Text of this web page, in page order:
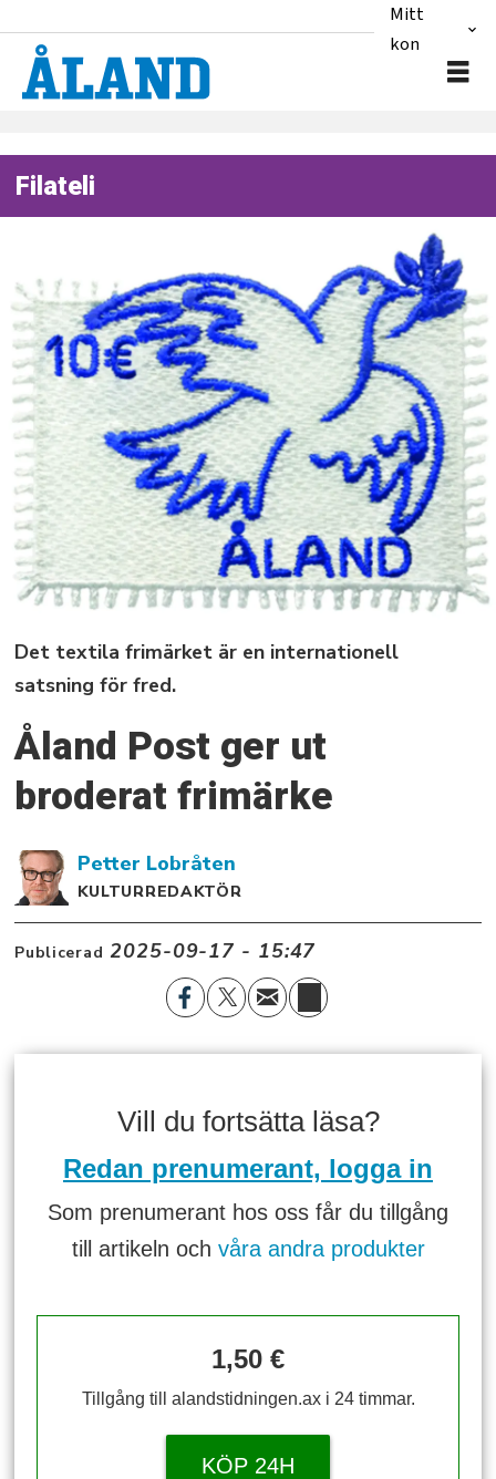
Mitt
konto
Filateli
Det textila frimärket är en internationell
satsning för fred.
Åland Post ger ut
broderat frimärke
Petter Lobråten
KULTURREDAKTÖR
Publicerad 2025-09-17 - 15:47
Vill du fortsätta läsa?
Redan prenumerant, logga in
Som prenumerant hos oss får du tillgång
till artikeln och våra andra produkter
1,50 €
Tillgång till alandstidningen.ax i 24 timmar.
KÖP 24H